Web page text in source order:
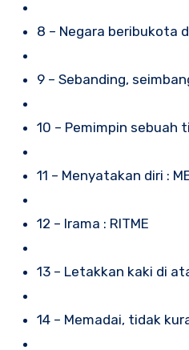
8 – Negara beribukota
9 – Sebanding,
10 – Pemimpin sebuah
11 – Menyatakan diri :
12 – Irama : RITME
13 – Letakkan kaki di
14 – Memadai, tidak